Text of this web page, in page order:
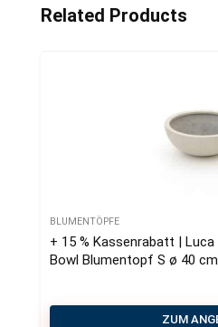
Related Products
BLUMENTÖPFE
+ 15 % Kassenrabatt |
Bowl Blumentopf S ø 40
ZUM